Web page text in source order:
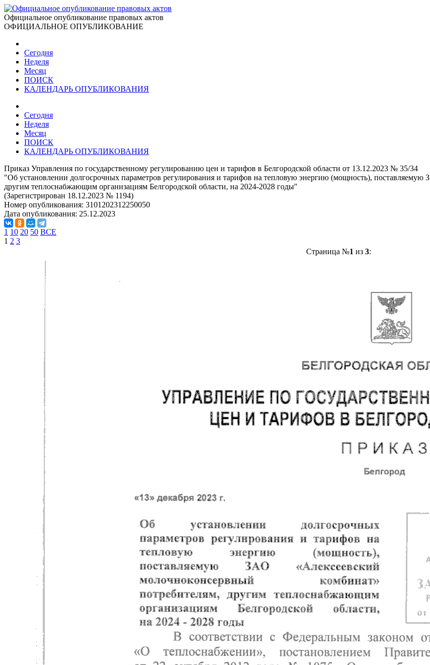
Официальное опубликование правовых актов
ОФИЦИАЛЬНОЕ ОПУБЛИКОВАНИЕ
Сегодня
Неделя
Месяц
ПОИСК
КАЛЕНДАРЬ ОПУБЛИКОВАНИЯ
Сегодня
Неделя
Месяц
ПОИСК
КАЛЕНДАРЬ ОПУБЛИКОВАНИЯ
Приказ Управления по государственному регулированию цен и тарифов в Белгородской области от 13.12.2023 № 35/34
"Об установлении долгосрочных параметров регулирования и тарифов на тепловую энергию (мощность),
другим теплоснабжающим организациям Белгородской области, на 2024-2028 годы"
(Зарегистрирован 18.12.2023 № 1194)
Номер опубликования: 3101202312250050
Дата опубликования: 25.12.2023
1 10 20 50 ВСЕ
1 2 3
Страница №1 из 3: